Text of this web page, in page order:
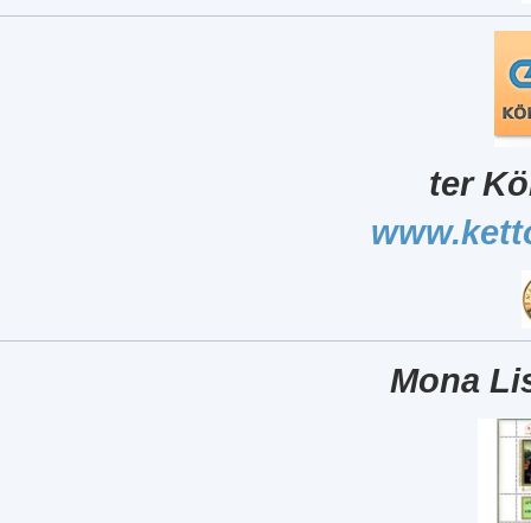
ter
Mona